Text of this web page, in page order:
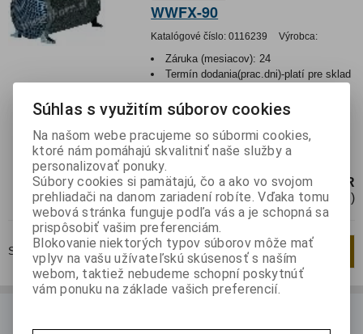
WWFX-90
Katalógové číslo: 0116239 Výrobca:
Záruka (mesiacov): 24
Termín dodania(prac.dni)-platí pre sklad
Hmotnosť:3,5 kg
Subwoofer aktívny 8 valcový 200W
255xL440mm
65,44 EUR
53,21 EUR (Cena bez DPH)
Strana1z1Celkom1záznamov
Súhlas s využitím súborov cookies
Na našom webe pracujeme so súbormi cookies,
ktoré nám pomáhajú skvalitniť naše služby a
personalizovať ponuky.
Súbory cookies si pamätajú, čo a ako vo svojom
prehliadači na danom zariadení robíte. Vďaka tomu
webová stránka funguje podľa vás a je schopná sa
prispôsobiť vašim preferenciám.
Blokovanie niektorých typov súborov môže mať
vplyv na vašu užívateľskú skúsenosť s naším
webom, taktiež nebudeme schopní poskytnúť
vám ponuku na základe vašich preferencií.